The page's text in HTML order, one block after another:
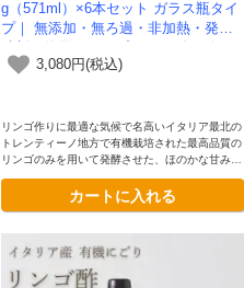
g（571ml）×6本セット ガラス瓶タイ
プ｜ 無添加・無ろ過・非加熱・発酵
ー -かわしま屋-
3,080円(税込)
リンゴ作りに最適な気候で名高いイタリア最北の
トレンティーノ地方で有機栽培された最高品質の
リンゴのみを用いて発酵させた、ほのかな甘みと
ていない、本物のリンゴ酢をガラス瓶容器にてお
楽しみください。
カートに入れる